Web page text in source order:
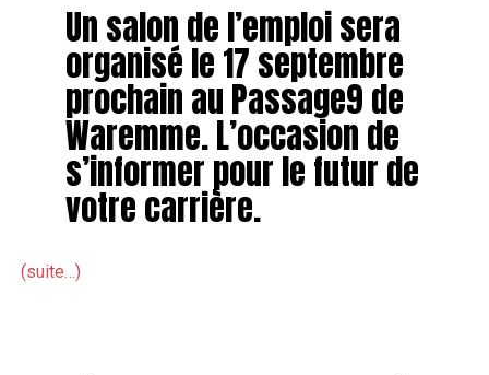
Un salon de l’emploi sera
organisé le 17 septembre
prochain au Passage9 de
Waremme. L’occasion de
s’informer pour le futur de
votre carrière.
(suite…)